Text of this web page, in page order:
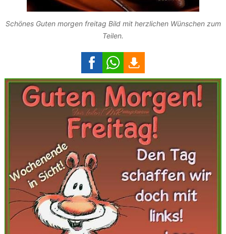
Schönes Guten morgen freitag Bild mit herzlichen Wünschen zum
Teilen.